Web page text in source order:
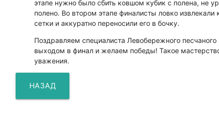
этапе нужно было сбить ковшом кубик с полена, не
полено. Во втором этапе финалисты ловко
сетки и аккуратно переносили его в бочку.
Поздравляем специалиста Левобережного песчаного
выходом в финал и желаем победы! Такое
уважения.
НАЗАД